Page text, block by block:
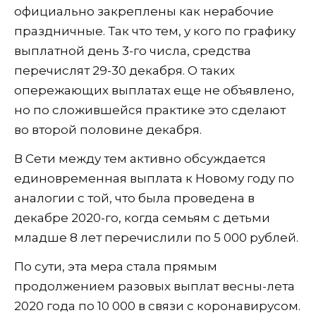
официально закреплены как нерабочие
праздничные. Так что тем, у кого по графику
выплатной день 3-го числа, средства
перечислят 29-30 декабря. О таких
опережающих выплатах еще не объявлено,
но по сложившейся практике это сделают
во второй половине декабря.
В Сети между тем активно обсуждается
единовременная выплата к Новому году по
аналогии с той, что была проведена в
декабре 2020-го, когда семьям с детьми
младше 8 лет перечислили по 5 000 рублей.
По сути, эта мера стала прямым
продолжением разовых выплат весны-лета
2020 года по 10 000 в связи с коронавирусом.